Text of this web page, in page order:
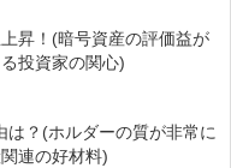
昇！(暗号資産の評価益が
投資家の関心)
は？(ホルダーの質が非常に
連の好材料)